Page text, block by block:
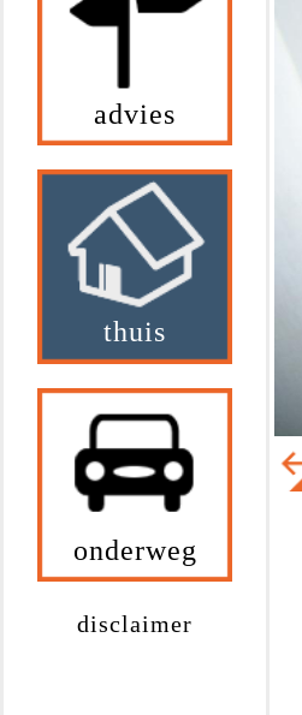
advies
thuis
onderweg
disclaimer